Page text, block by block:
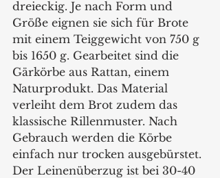
dreieckig. Je nach Form und
Größe eignen sie sich für Brote
mit einem Teiggewicht von 750 g
bis 1650 g. Gearbeitet sind die
Gärkörbe aus Rattan, einem
Naturprodukt. Das Material
verleiht dem Brot zudem das
klassische Rillenmuster. Nach
Gebrauch werden die Körbe
einfach nur trocken ausgebürstet.
Der Leinenüberzug ist bei 30-40